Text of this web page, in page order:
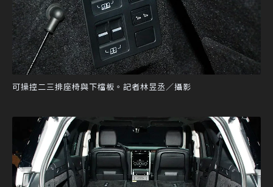
可操控二三排座椅與下檔板。記者林昱丞／攝影